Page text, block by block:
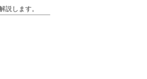
説します。